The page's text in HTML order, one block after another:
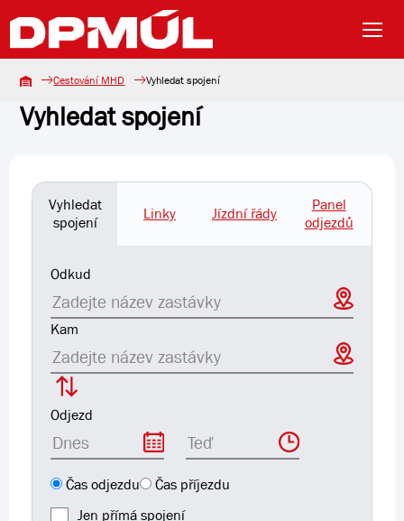
Cestování MHD Vyhledat spojení
Vyhledat spojení
Vyhledat
spojení
Linky Jízdní řády
Panel
odjezdů
Trasa
Odkud
Kam
Odjezd
Čas
Čas odjezdu
Čas příjezdu
Jen přímá spojení